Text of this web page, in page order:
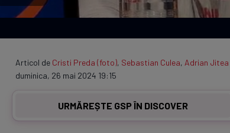
Articol de Cristi Preda (foto), Sebastian Culea, Adrian Jitea
duminica, 26 mai 2024 19:15
URMĂREȘTE GSP ÎN DISCOVER